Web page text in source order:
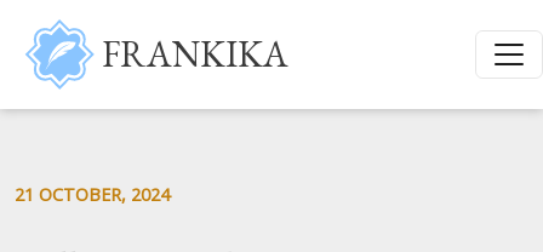
Skip to main content
FRANKIKA
21 OCTOBER, 2024